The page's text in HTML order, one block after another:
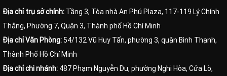
Địa chỉ trụ sở chính: Tầng 3, Tòa nhà An Phú Plaza, 117-119 Lý Chính
Thắng, Phường 7, Quận 3, Thành phố Hồ Chí Minh
Địa chỉ Văn Phòng: 54/132 Vũ Huy Tấn, phường 3, quận Bình Thạnh,
Thành Phố Hồ Chí Minh
Địa chỉ chi nhánh: 487 Phạm Nguyễn Du, phường Nghi Hòa, Cửa Lò,